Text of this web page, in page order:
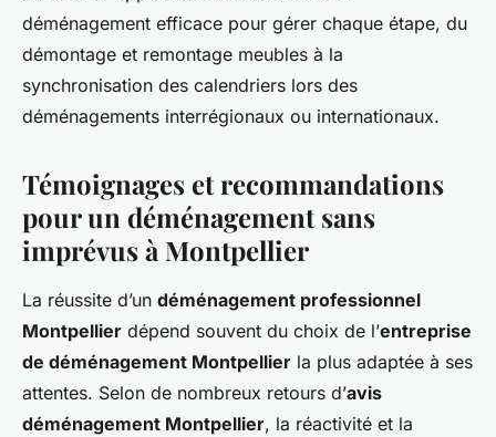
déménagement efficace pour gérer chaque étape, du
démontage et remontage meubles à la
synchronisation des calendriers lors des
déménagements interrégionaux ou internationaux.
Témoignages et recommandations
pour un déménagement sans
imprévus à Montpellier
La réussite d’un déménagement professionnel
Montpellier dépend souvent du choix de l’entreprise
de déménagement Montpellier la plus adaptée à ses
attentes. Selon de nombreux retours d’avis
déménagement Montpellier, la réactivité et la